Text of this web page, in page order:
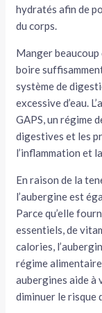
hydratés afin de
du corps.
Manger beaucoup
boire
système de
excessive d’eau.
GAPS, un régime
digestives et les
l’inflammation et
En raison de la
l’aubergine est
Parce qu’elle
essentiels, de
calories,
régime
aubergines aide à
diminuer le